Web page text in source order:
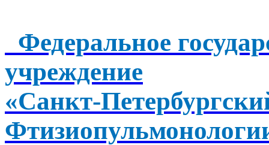
Федеральное
учреждение
«Санкт-